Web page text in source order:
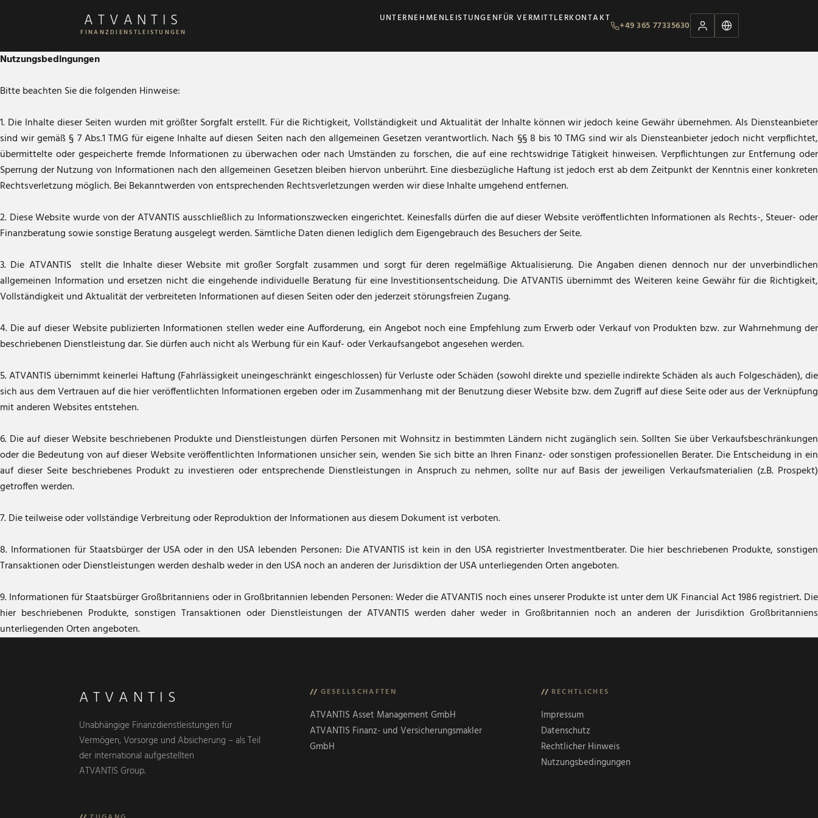
ATVANTIS
FINANZDIENSTLEISTUNGEN
UNTERNEHMENLEISTUNGENFÜR VERMITTLERKONTAKT
+49 365 77335630
Nutzungsbedingungen
Bitte beachten Sie die folgenden Hinweise:
1. Die Inhalte dieser Seiten wurden mit größter Sorgfalt erstellt. Für die Richtigkeit, Vollständigkeit und Aktualität der Inhalte können wir jedoch keine Gewähr übernehmen. Als Diensteanbieter
sind wir gemäß § 7 Abs.1 TMG für eigene Inhalte auf diesen Seiten nach den allgemeinen Gesetzen verantwortlich. Nach §§ 8 bis 10 TMG sind wir als Diensteanbieter jedoch nicht verpflichtet,
übermittelte oder gespeicherte fremde Informationen zu überwachen oder nach Umständen zu forschen, die auf eine rechtswidrige Tätigkeit hinweisen. Verpflichtungen zur Entfernung oder
Sperrung der Nutzung von Informationen nach den allgemeinen Gesetzen bleiben hiervon unberührt. Eine diesbezügliche Haftung ist jedoch erst ab dem Zeitpunkt der Kenntnis einer konkreten
Rechtsverletzung möglich. Bei Bekanntwerden von entsprechenden Rechtsverletzungen werden wir diese Inhalte umgehend entfernen.
2. Diese Website wurde von der ATVANTIS ausschließlich zu Informationszwecken eingerichtet. Keinesfalls dürfen die auf dieser Website veröffentlichten Informationen als Rechts-, Steuer- oder
Finanzberatung sowie sonstige Beratung ausgelegt werden. Sämtliche Daten dienen lediglich dem Eigengebrauch des Besuchers der Seite.
3. Die ATVANTIS stellt die Inhalte dieser Website mit großer Sorgfalt zusammen und sorgt für deren regelmäßige Aktualisierung. Die Angaben dienen dennoch nur der unverbindlichen
allgemeinen Information und ersetzen nicht die eingehende individuelle Beratung für eine Investitionsentscheidung. Die ATVANTIS übernimmt des Weiteren keine Gewähr für die Richtigkeit,
Vollständigkeit und Aktualität der verbreiteten Informationen auf diesen Seiten oder den jederzeit störungsfreien Zugang.
4. Die auf dieser Website publizierten Informationen stellen weder eine Aufforderung, ein Angebot noch eine Empfehlung zum Erwerb oder Verkauf von Produkten bzw. zur Wahrnehmung der
beschriebenen Dienstleistung dar. Sie dürfen auch nicht als Werbung für ein Kauf- oder Verkaufsangebot angesehen werden.
5. ATVANTIS übernimmt keinerlei Haftung (Fahrlässigkeit uneingeschränkt eingeschlossen) für Verluste oder Schäden (sowohl direkte und spezielle indirekte Schäden als auch Folgeschäden), die
sich aus dem Vertrauen auf die hier veröffentlichten Informationen ergeben oder im Zusammenhang mit der Benutzung dieser Website bzw. dem Zugriff auf diese Seite oder aus der Verknüpfung
mit anderen Websites entstehen.
6. Die auf dieser Website beschriebenen Produkte und Dienstleistungen dürfen Personen mit Wohnsitz in bestimmten Ländern nicht zugänglich sein. Sollten Sie über Verkaufsbeschränkungen
oder die Bedeutung von auf dieser Website veröffentlichten Informationen unsicher sein, wenden Sie sich bitte an Ihren Finanz- oder sonstigen professionellen Berater. Die Entscheidung in ein
auf dieser Seite beschriebenes Produkt zu investieren oder entsprechende Dienstleistungen in Anspruch zu nehmen, sollte nur auf Basis der jeweiligen Verkaufsmaterialien (z.B. Prospekt)
getroffen werden.
7. Die teilweise oder vollständige Verbreitung oder Reproduktion der Informationen aus diesem Dokument ist verboten.
8. Informationen für Staatsbürger der USA oder in den USA lebenden Personen: Die ATVANTIS ist kein in den USA registrierter Investmentberater. Die hier beschriebenen Produkte, sonstigen
Transaktionen oder Dienstleistungen werden deshalb weder in den USA noch an anderen der Jurisdiktion der USA unterliegenden Orten angeboten.
9. Informationen für Staatsbürger Großbritanniens oder in Großbritannien lebenden Personen: Weder die ATVANTIS noch eines unserer Produkte ist unter dem UK Financial Act 1986 registriert. Die
hier beschriebenen Produkte, sonstigen Transaktionen oder Dienstleistungen der ATVANTIS werden daher weder in Großbritannien noch an anderen der Jurisdiktion Großbritanniens
unterliegenden Orten angeboten.
ATVANTIS
Unabhängige Finanzdienstleistungen für
Vermögen, Vorsorge und Absicherung – als Teil
der international aufgestellten
ATVANTIS Group.
// GESELLSCHAFTEN
ATVANTIS Asset Management GmbH
ATVANTIS Finanz- und Versicherungsmakler
GmbH
//RECHTLICHES
Impressum
Datenschutz
Rechtlicher Hinweis
Nutzungsbedingungen